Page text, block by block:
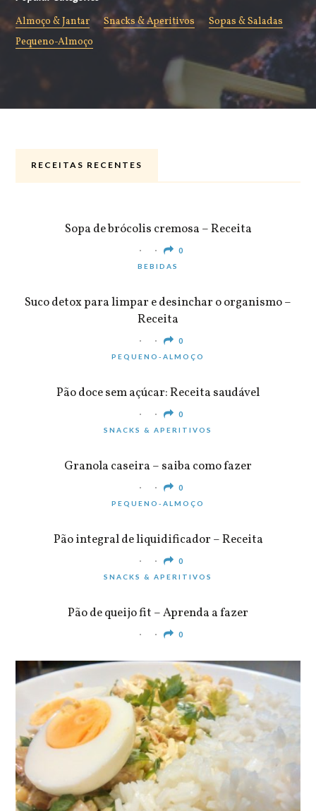
Almoço & Jantar Snacks & Aperitivos
Sopas & Saladas
Pequeno-Almoço
RECEITAS RECENTES
Sopa de brócolis cremosa – Receita
0
BEBIDAS
Suco detox para limpar e desinchar o organismo –
Receita
0
PEQUENO-ALMOÇO
Pão doce sem açúcar: Receita saudável
0
SNACKS & APERITIVOS
Granola caseira – saiba como fazer
0
PEQUENO-ALMOÇO
Pão integral de liquidificador – Receita
0
SNACKS & APERITIVOS
Pão de queijo fit – Aprenda a fazer
0